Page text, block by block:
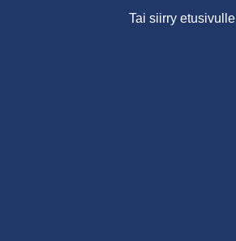
Tai siirry etusivulle